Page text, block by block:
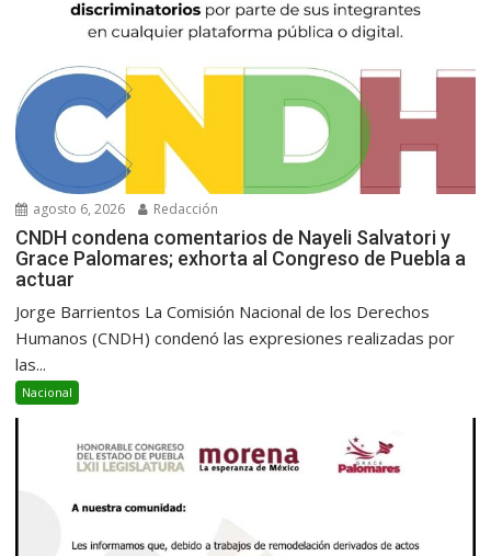
agosto 6, 2026 Redacción
CNDH condena comentarios de Nayeli Salvatori y
Grace Palomares; exhorta al Congreso de Puebla a
actuar
Jorge Barrientos La Comisión Nacional de los Derechos
Humanos (CNDH) condenó las expresiones realizadas por
las...
Nacional